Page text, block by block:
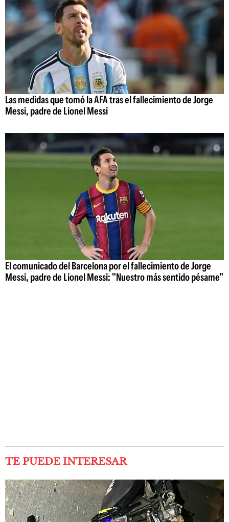
Las medidas que tomó la AFA tras el fallecimiento de Jorge
Messi, padre de Lionel Messi
El comunicado del Barcelona por el fallecimiento de Jorge
Messi, padre de Lionel Messi: "Nuestro más sentido pésame"
TE PUEDE INTERESAR